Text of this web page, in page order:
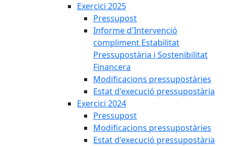
Exercici 2025
Pressupost
Informe d'Intervenció
compliment Estabilitat
Pressupostària i Sostenibilitat
Financera
Modificacions pressupostàries
Estat d'execució pressupostària
Exercici 2024
Pressupost
Modificacions pressupostàries
Estat d'execució pressupostària